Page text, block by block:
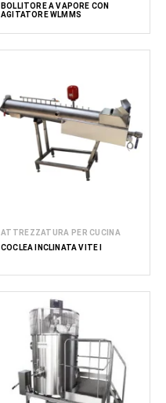
BOLLITORE A VAPORE CON
AGITATORE WLMMS
ATTREZZATURA PER CUCINA
COCLEA INCLINATA VITE I